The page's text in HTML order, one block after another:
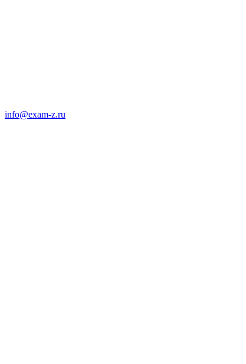
info@exam-z.ru